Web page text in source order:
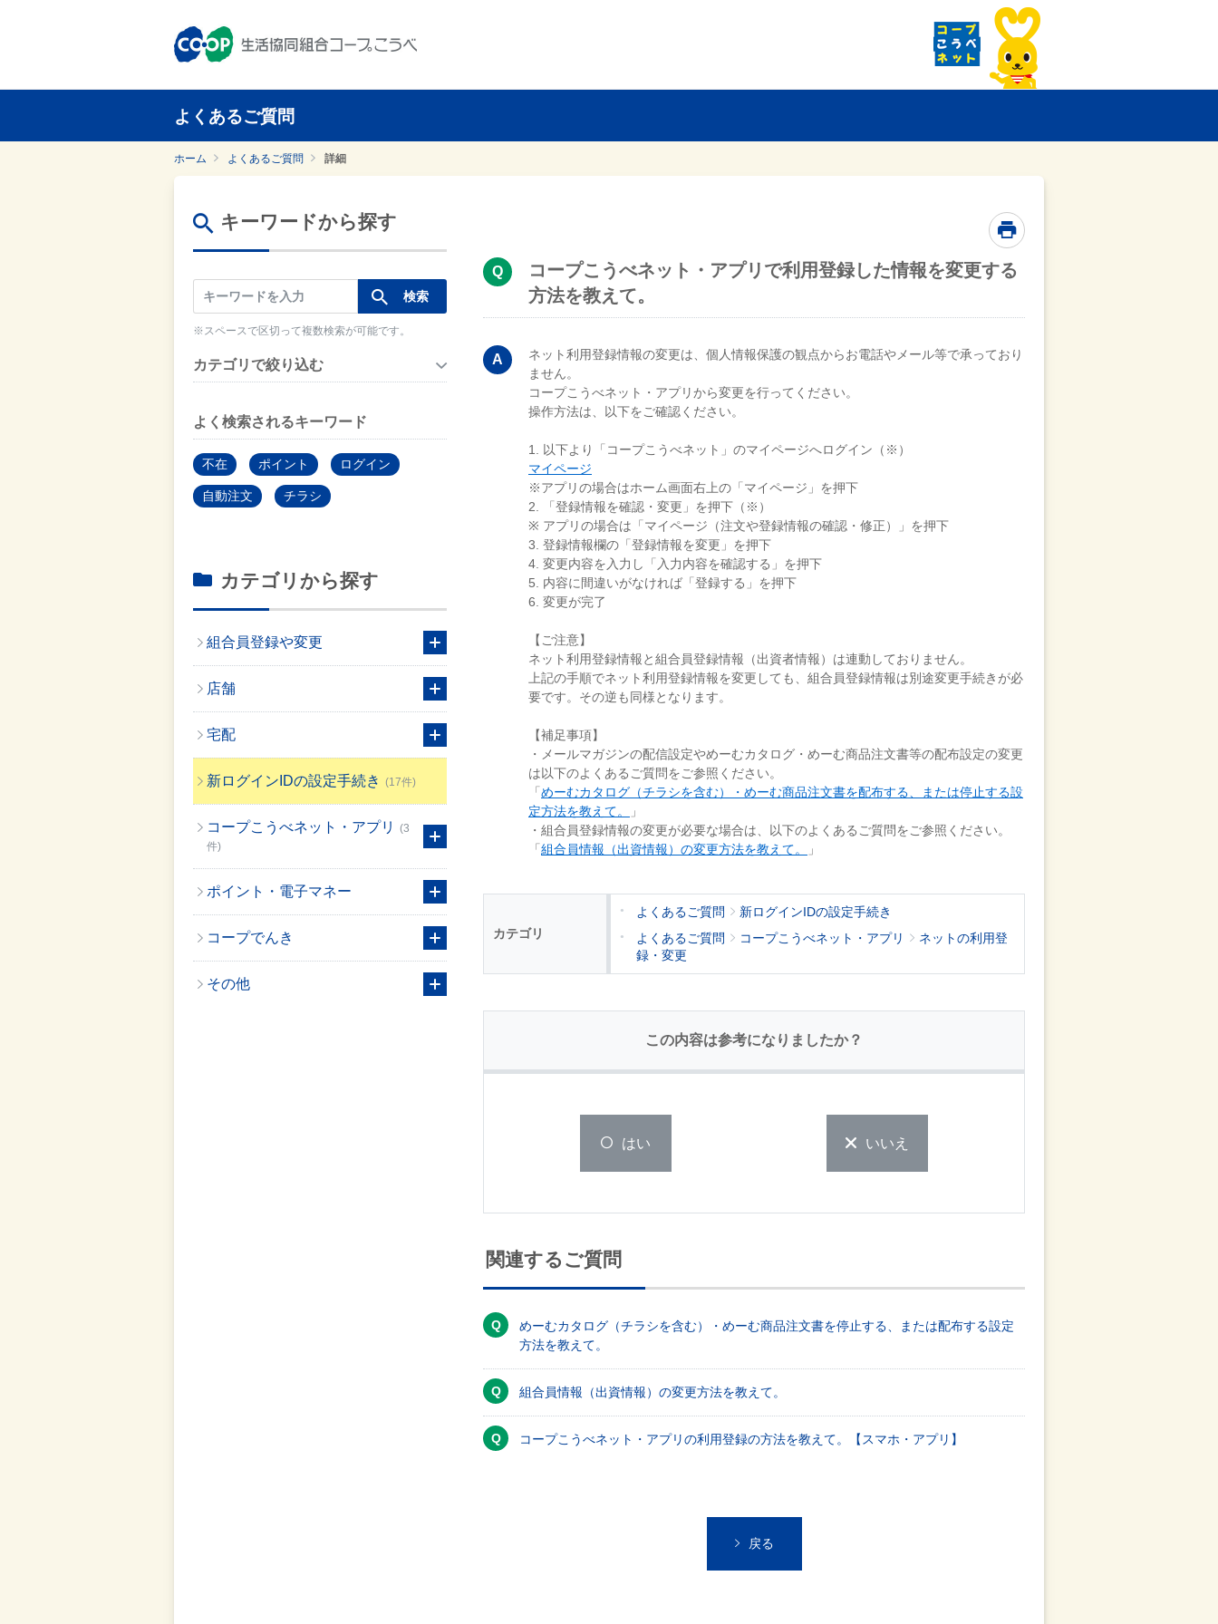
よくあるご質問
ホーム よくあるご質問 詳細
キーワードから探す
※スペースで区切って複数検索が可能です。
カテゴリで絞り込む
よく検索されるキーワード
不在 ポイント ログイン
自動注文 チラシ
カテゴリから探す
組合員登録や変更
店舗
宅配
新ログインIDの設定手続き (17件)
コープこうべネット・アプリ
(3
件)
ポイント・電子マネー
コープでんき
その他
コープこうべネット・アプリで利用登録した情報を変更する
方法を教えて。
ネット利用登録情報の変更は、個人情報保護の観点からお電話やメール等で承っており
ません。
コープこうべネット・アプリから変更を行ってください。
操作方法は、以下をご確認ください。
1. 以下より「コープこうべネット」のマイページへログイン（※）
マイページ
※アプリの場合はホーム画面右上の「マイページ」を押下
2. 「登録情報を確認・変更」を押下（※）
※ アプリの場合は「マイページ（注文や登録情報の確認・修正）」を押下
3. 登録情報欄の「登録情報を変更」を押下
4. 変更内容を入力し「入力内容を確認する」を押下
5. 内容に間違いがなければ「登録する」を押下
6. 変更が完了
【ご注意】
ネット利用登録情報と組合員登録情報（出資者情報）は連動しておりません。
上記の手順でネット利用登録情報を変更しても、組合員登録情報は別途変更手続きが必
要です。その逆も同様となります。
【補足事項】
・メールマガジンの配信設定やめーむカタログ・めーむ商品注文書等の配布設定の変更
は以下のよくあるご質問をご参照ください。
「 めーむカタログ（チラシを含む）・めーむ商品注文書を配布する、または停止する設
定方法を教えて。
」
・組合員登録情報の変更が必要な場合は、以下のよくあるご質問をご参照ください。
「 組合員情報（出資情報）の変更方法を教えて。 」
カテゴリ
よくあるご質問
新ログインIDの設定手続き
よくあるご質問
コープこうべネット・アプリ
ネットの利用登
録・変更
この内容は参考になりましたか？
はい いいえ
関連するご質問
めーむカタログ（チラシを含む）・めーむ商品注文書を停止する、または配布する設定
方法を教えて。
組合員情報（出資情報）の変更方法を教えて。
コープこうべネット・アプリの利用登録の方法を教えて。【スマホ・アプリ】
戻る